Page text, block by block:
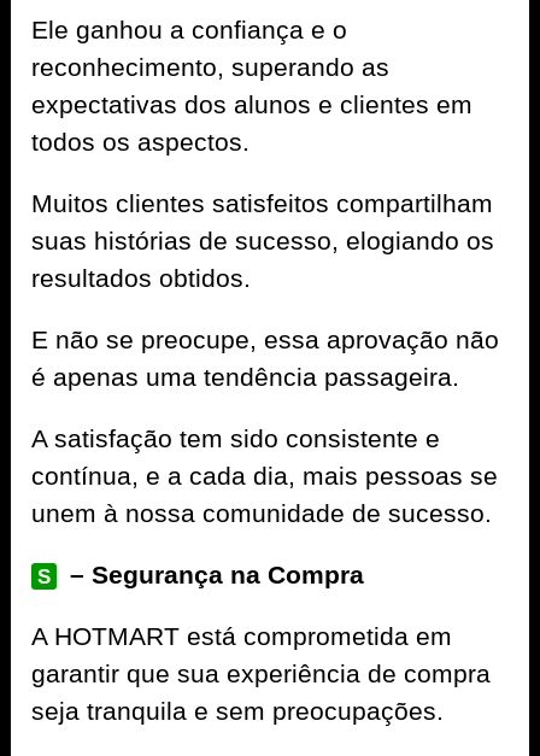
Ele ganhou a confiança e o
reconhecimento, superando as
expectativas dos alunos e clientes em
todos os aspectos.
Muitos clientes satisfeitos compartilham
suas histórias de sucesso, elogiando os
resultados obtidos.
E não se preocupe, essa aprovação não
é apenas uma tendência passageira.
A satisfação tem sido consistente e
contínua, e a cada dia, mais pessoas se
unem à nossa comunidade de sucesso.
S – Segurança na Compra
A HOTMART está comprometida em
garantir que sua experiência de compra
seja tranquila e sem preocupações.